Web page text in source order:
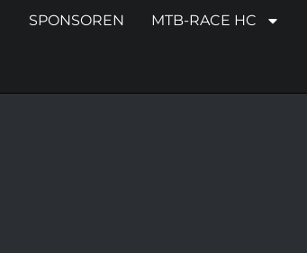
SPONSOREN MTB-RACE HC